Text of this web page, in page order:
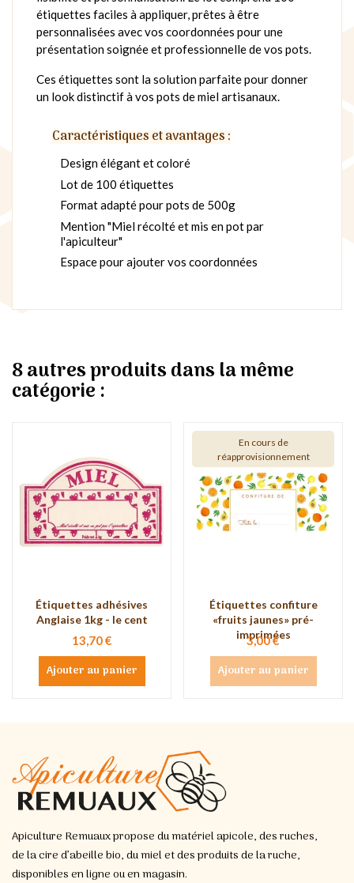
étiquettes faciles à appliquer, prêtes à être
personnalisées avec vos coordonnées pour une
présentation soignée et professionnelle de vos pots.
Ces étiquettes sont la solution parfaite pour donner
un look distinctif à vos pots de miel artisanaux.
Caractéristiques et avantages :
Design élégant et coloré
Lot de 100 étiquettes
Format adapté pour pots de 500g
Mention "Miel récolté et mis en pot par
l'apiculteur"
Espace pour ajouter vos coordonnées
8 autres produits dans la même
catégorie :
Étiquettes adhésives
Anglaise 1kg - le cent
13,70 €
Ajouter au panier
En cours de
réapprovisionnement
Étiquettes confiture
«fruits jaunes» pré-
imprimées
3,00 €
Ajouter au panier
Apiculture Remuaux propose du matériel apicole, des ruches,
de la cire d’abeille bio, du miel et des produits de la ruche,
disponibles en ligne ou en magasin.